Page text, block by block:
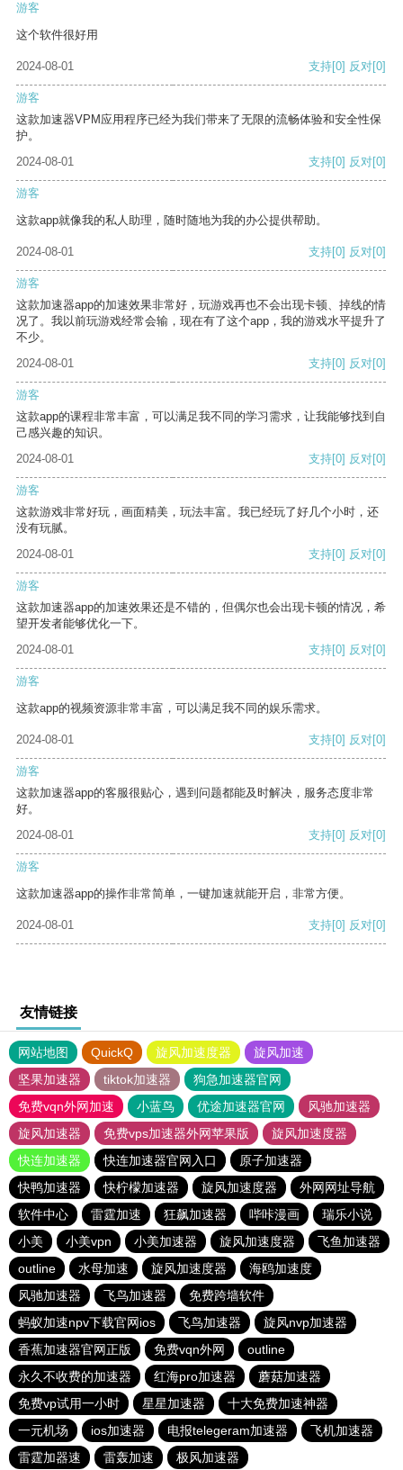
游客
这个软件很好用
2024-08-01 支持[0] 反对[0]
游客
这款加速器VPM应用程序已经为我们带来了无限的流畅体验和安全性保
护。
2024-08-01
支持[0] 反对[0]
游客
这款app就像我的私人助理，随时随地为我的办公提供帮助。
2024-08-01 支持[0] 反对[0]
游客
这款加速器app的加速效果非常好，玩游戏再也不会出现卡顿、掉线的情
况了。我以前玩游戏经常会输，现在有了这个app，我的游戏水平提升了
不少。
2024-08-01
支持[0] 反对[0]
游客
这款app的课程非常丰富，可以满足我不同的学习需求，让我能够找到自
己感兴趣的知识。
2024-08-01
支持[0] 反对[0]
游客
这款游戏非常好玩，画面精美，玩法丰富。我已经玩了好几个小时，还
没有玩腻。
2024-08-01
支持[0] 反对[0]
游客
这款加速器app的加速效果还是不错的，但偶尔也会出现卡顿的情况，希
望开发者能够优化一下。
2024-08-01
支持[0] 反对[0]
游客
这款app的视频资源非常丰富，可以满足我不同的娱乐需求。
2024-08-01 支持[0] 反对[0]
游客
这款加速器app的客服很贴心，遇到问题都能及时解决，服务态度非常
好。
2024-08-01
支持[0] 反对[0]
游客
这款加速器app的操作非常简单，一键加速就能开启，非常方便。
2024-08-01 支持[0] 反对[0]
友情链接
网站地图 QuickQ 旋风加速度器
旋风加速
坚果加速器
tiktok加速器
狗急加速器官网
免费vqn外网加速
小蓝鸟 优途加速器官网
风驰加速器
旋风加速器
免费vps加速器外网苹果版
旋风加速度器
快连加速器
快连加速器官网入口
原子加速器
快鸭加速器
快柠檬加速器 旋风加速度器
外网网址导航
软件中心
雷霆加速 狂飙加速器 哔咔漫画
瑞乐小说
小美
小美vpn 小美加速器 旋风加速度器
飞鱼加速器
outline
水母加速 旋风加速度器
海鸥加速度
风驰加速器
飞鸟加速器
免费跨墙软件
蚂蚁加速npv下载官网ios
飞鸟加速器
旋风nvp加速器
香蕉加速器官网正版
免费vqn外网
outline
永久不收费的加速器
红海pro加速器
蘑菇加速器
免费vp试用一小时
星星加速器
十大免费加速神器
一元机场
ios加速器 电报telegeram加速器
飞机加速器
雷霆加器速
雷轰加速 极风加速器